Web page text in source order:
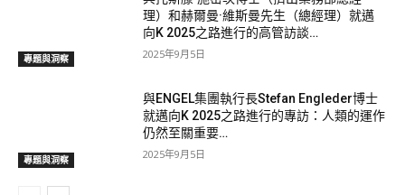
專題與洞察
理）和赫爾曼·維斯曼先生（總經理）就邁
向K 2025之路進行的高管訪談…
2025年9月5日
專題與洞察
與ENGEL集團執行長Stefan Engleder博士
就邁向K 2025之路進行的專訪：人類的運作
仍然至關重要…
2025年9月5日